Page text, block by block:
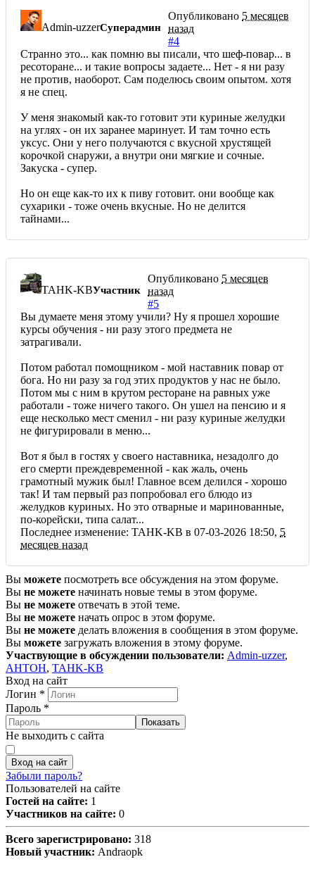
Admin-uzzerСуперадмин
Опубликовано 5 месяцев
назад
#4
Странно это... как помню вы писали, что шеф-повар... в
ресоторане... и такие вопросы задаете... Нет - я ни разу
не против, наоборот. Сам поделюсь своим опытом. хотя
я не спец.
У меня знакомый как-то готовит эти куриные желудки
на углях - он их заранее маринует. И там точно есть
уксус. Они у него получаются с вкусной хрустящей
корочкой снаружи, а внутри они мягкие и сочные.
Закуска - супер.
Но он еще как-то их к пиву готовит. они вообще как
сухарики - тоже очень вкусные. Но не делится
тайнами...
TAHK-KBУчастник
Опубликовано 5 месяцев
назад
#5
Вы думаете меня этому учили? Ну я прошел хорошие
курсы обучения - ни разу этого предмета не
затрагивали.
Потом работал помощником - мой наставник повар от
бога. Но ни разу за год этих продуктов у нас не было.
Потом мы с ним в крутом ресторане на равных уже
работали - тоже ничего такого. Он ушел на пенсию и я
еще несколько мест сменил - ни разу куриные желудки
не фигурировали в меню...
Вот я был в гостях у своего наставника, незадолго до
его смерти преждевременной - как жаль, очень
грамотный мужик был! Главное всем делился - хорошо
так! И там первый раз попробовал его блюдо из
желудков куриных. Но это отварные и маринованные,
по-корейски, типа салат...
Последнее изменение: TAHK-KB в 07-03-2026 18:50, 5
месяцев назад
Вы можете посмотреть все обсуждения на этом форуме.
Вы не можете начинать новые темы в этом форуме.
Вы не можете отвечать в этой теме.
Вы не можете начать опрос в этом форуме.
Вы не можете делать вложения в сообщения в этом форуме.
Вы можете загружать вложения в этому форуме.
Участвующие в обсуждении пользователи: Admin-uzzer,
AHTOH, TAHK-KB
Вход на сайт
Логин *
Пароль *
Показать
Не выходить с сайта
Вход на сайт
Забыли пароль?
Пользователей на сайте
Гостей на сайте: 1
Участников на сайте: 0
Всего зарегистрировано: 318
Новый участник: Andraopk